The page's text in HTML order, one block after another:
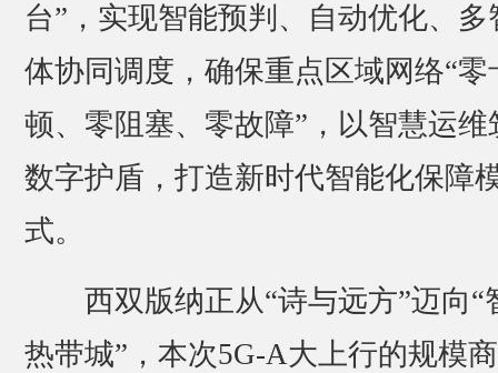
台”，实现智能预判、自动优化、多
体协同调度，确保重点区域网络“零
顿、零阻塞、零故障”，以智慧运维
数字护盾，打造新时代智能化保障
式。
西双版纳正从“诗与远方”迈向“
热带城”，本次5G-A大上行的规模